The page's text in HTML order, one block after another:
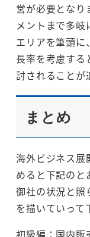
営が必要となり
メントまで多岐
エリアを筆頭に
長率を考慮する
討されることが
まとめ
海外ビジネス展
めると下記のと
御社の状況と照
を描いていって
初級編：国内販